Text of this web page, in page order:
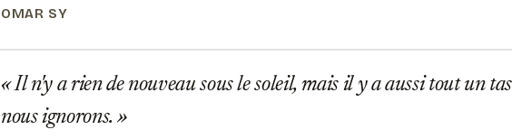
OMAR SY
Il n'y a rien de nouveau sous le soleil, mais il y a aussi tout un
nous ignorons.